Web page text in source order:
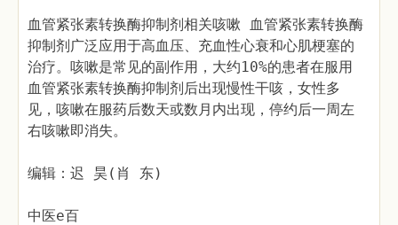
血管紧张素转换酶抑制剂相关咳嗽 血管紧张素转换酶
抑制剂广泛应用于高血压、充血性心衰和心肌梗塞的
治疗。咳嗽是常见的副作用，大约10%的患者在服用
血管紧张素转换酶抑制剂后出现慢性干咳，女性多
见，咳嗽在服药后数天或数月内出现，停约后一周左
右咳嗽即消失。
编辑：迟 昊(肖 东)
中医e百